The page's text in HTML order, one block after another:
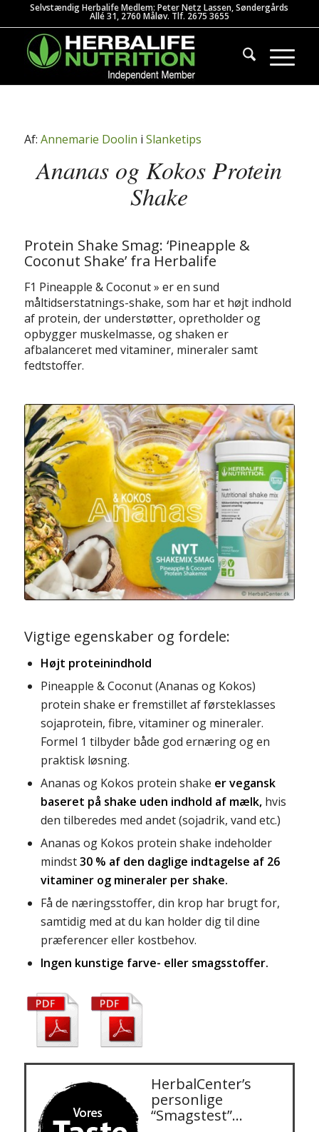
Selvstændig Herbalife Medlem: Peter Netz Lassen, Søndergårds
Allé 31, 2760 Måløv. Tlf. 2675 3655
Af: Annemarie Doolin i Slanketips
Ananas og Kokos Protein
Shake
Protein Shake Smag: ‘Pineapple &
Coconut Shake’ fra Herbalife
F1 Pineapple & Coconut » er en sund
måltidserstatnings-shake, som har et højt indhold
af protein, der understøtter, opretholder og
opbygger muskelmasse, og shaken er
afbalanceret med vitaminer, mineraler samt
fedtstoffer.
Vigtige egenskaber og fordele:
Højt proteinindhold
Pineapple & Coconut (Ananas og Kokos)
protein shake er fremstillet af førsteklasses
sojaprotein, fibre, vitaminer og mineraler.
Formel 1 tilbyder både god ernæring og en
praktisk løsning.
Ananas og Kokos protein shake er vegansk
baseret på shake uden indhold af mælk, hvis
den tilberedes med andet (sojadrik, vand etc.)
Ananas og Kokos protein shake indeholder
mindst30 % af den daglige indtagelse af 26
vitaminer og mineraler per shake.
Få de næringsstoffer, din krop har brugt for,
samtidig med at du kan holder dig til dine
præferencer eller kostbehov.
Ingen kunstige farve- eller smagsstoffer.
HerbalCenter’s
personlige
“Smagstest”…